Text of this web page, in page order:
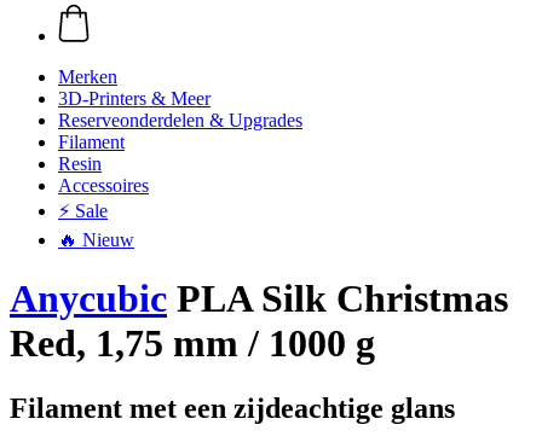
Merken
3D-Printers & Meer
Reserveonderdelen & Upgrades
Filament
Resin
Accessoires
⚡ Sale
🔥 Nieuw
Anycubic PLA Silk Christmas
Red, 1,75 mm / 1000 g
Filament met een zijdeachtige glans